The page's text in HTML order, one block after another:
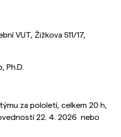
VUT, Žižkova 511/17,
Ph.D.
za pololetí, celkem 20 h,
22. 4. 2026 nebo